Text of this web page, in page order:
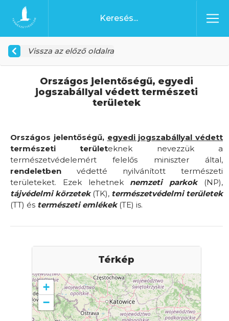
Ugrás a tartalomhoz
Főoldal
Vissza az előző oldalra
Országos jelentőségű, egyedi
jogszabállyal védett természeti
területek
Országos jelentőségű, egyedi jogszabállyal védett
természeti területeknek nevezzük a
természetvédelemért felelős miniszter által,
rendeletben védetté nyilvánított természeti
területeket. Ezek lehetnek nemzeti parkok(NP),
tájvédelmi körzetek(TK), természetvédelmi területek
(TT) és természeti emlékek(TE) is.
Térkép
+
−